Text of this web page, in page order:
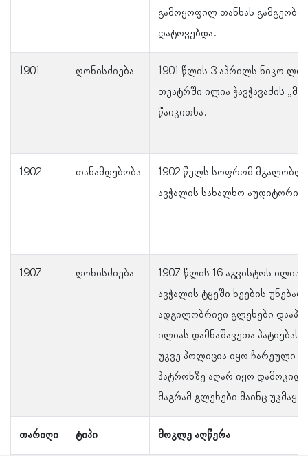
გამოყოფილ თანხას
დატოვებდა.
1901 ღონისძიება
1901 წლის 3 აპრილს ნიკო
თეატრში ილია ჭავჭავაძის
წაიკითხა.
1902 თანამდებობა
1902 წელს სოფრომ
ავჭალის სახალხო
1907 ღონისძიება
1907 წლის 16 აგვისტოს ილია
ავჭალის ტყეში ხეების
ადგილობრივი გლეხები
ილიას დამნაშავეთა პატიებას
უკვე პოლიცია იყო ჩარეული
პატრონზე აღარ იყო
მაგრამ გლეხები მაინც
თარიღი ტიპი მოკლე აღწერა